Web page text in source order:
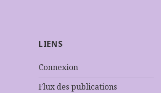
LIENS
Connexion
Flux des publications